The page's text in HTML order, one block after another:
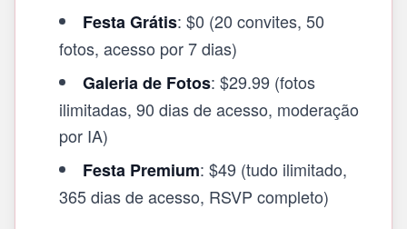
Festa Grátis: $0 (20 convites, 50
fotos, acesso por 7 dias)
Galeria de Fotos: $29.99 (fotos
ilimitadas, 90 dias de acesso, moderação
por IA)
Festa Premium: $49 (tudo ilimitado,
365 dias de acesso, RSVP completo)